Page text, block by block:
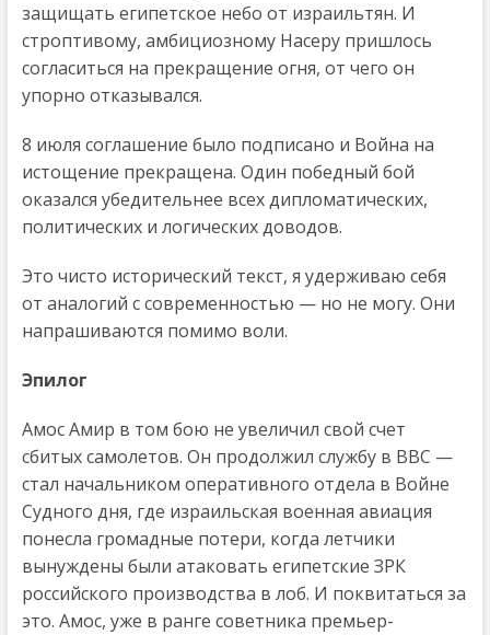
защищать египетское небо от израильтян. И
строптивому, амбициозному Насеру пришлось
согласиться на прекращение огня, от чего он
упорно отказывался.
8 июля соглашение было подписано и Война на
истощение прекращена. Один победный бой
оказался убедительнее всех дипломатических,
политических и логических доводов.
Это чисто исторический текст, я удерживаю себя
от аналогий с современностью — но не могу. Они
напрашиваются помимо воли.
Эпилог
Амос Амир в том бою не увеличил свой счет
сбитых самолетов. Он продолжил службу в ВВС —
стал начальником оперативного отдела в Войне
Судного дня, где израильская военная авиация
понесла громадные потери, когда летчики
вынуждены были атаковать египетские ЗРК
российского производства в лоб. И поквитаться за
это. Амос, уже в ранге советника премьер-